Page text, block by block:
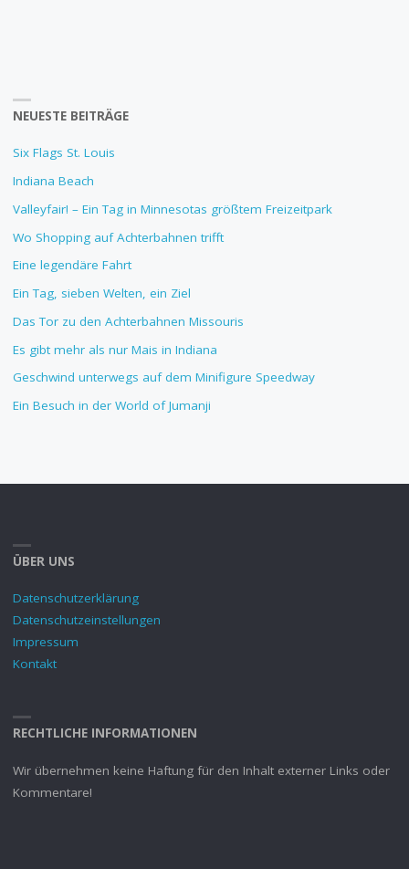
NEUESTE BEITRÄGE
Six Flags St. Louis
Indiana Beach
Valleyfair! – Ein Tag in Minnesotas größtem Freizeitpark
Wo Shopping auf Achterbahnen trifft
Eine legendäre Fahrt
Ein Tag, sieben Welten, ein Ziel
Das Tor zu den Achterbahnen Missouris
Es gibt mehr als nur Mais in Indiana
Geschwind unterwegs auf dem Minifigure Speedway
Ein Besuch in der World of Jumanji
ÜBER UNS
Datenschutzerklärung
Datenschutzeinstellungen
Impressum
Kontakt
RECHTLICHE INFORMATIONEN
Wir übernehmen keine Haftung für den Inhalt externer Links oder
Kommentare!